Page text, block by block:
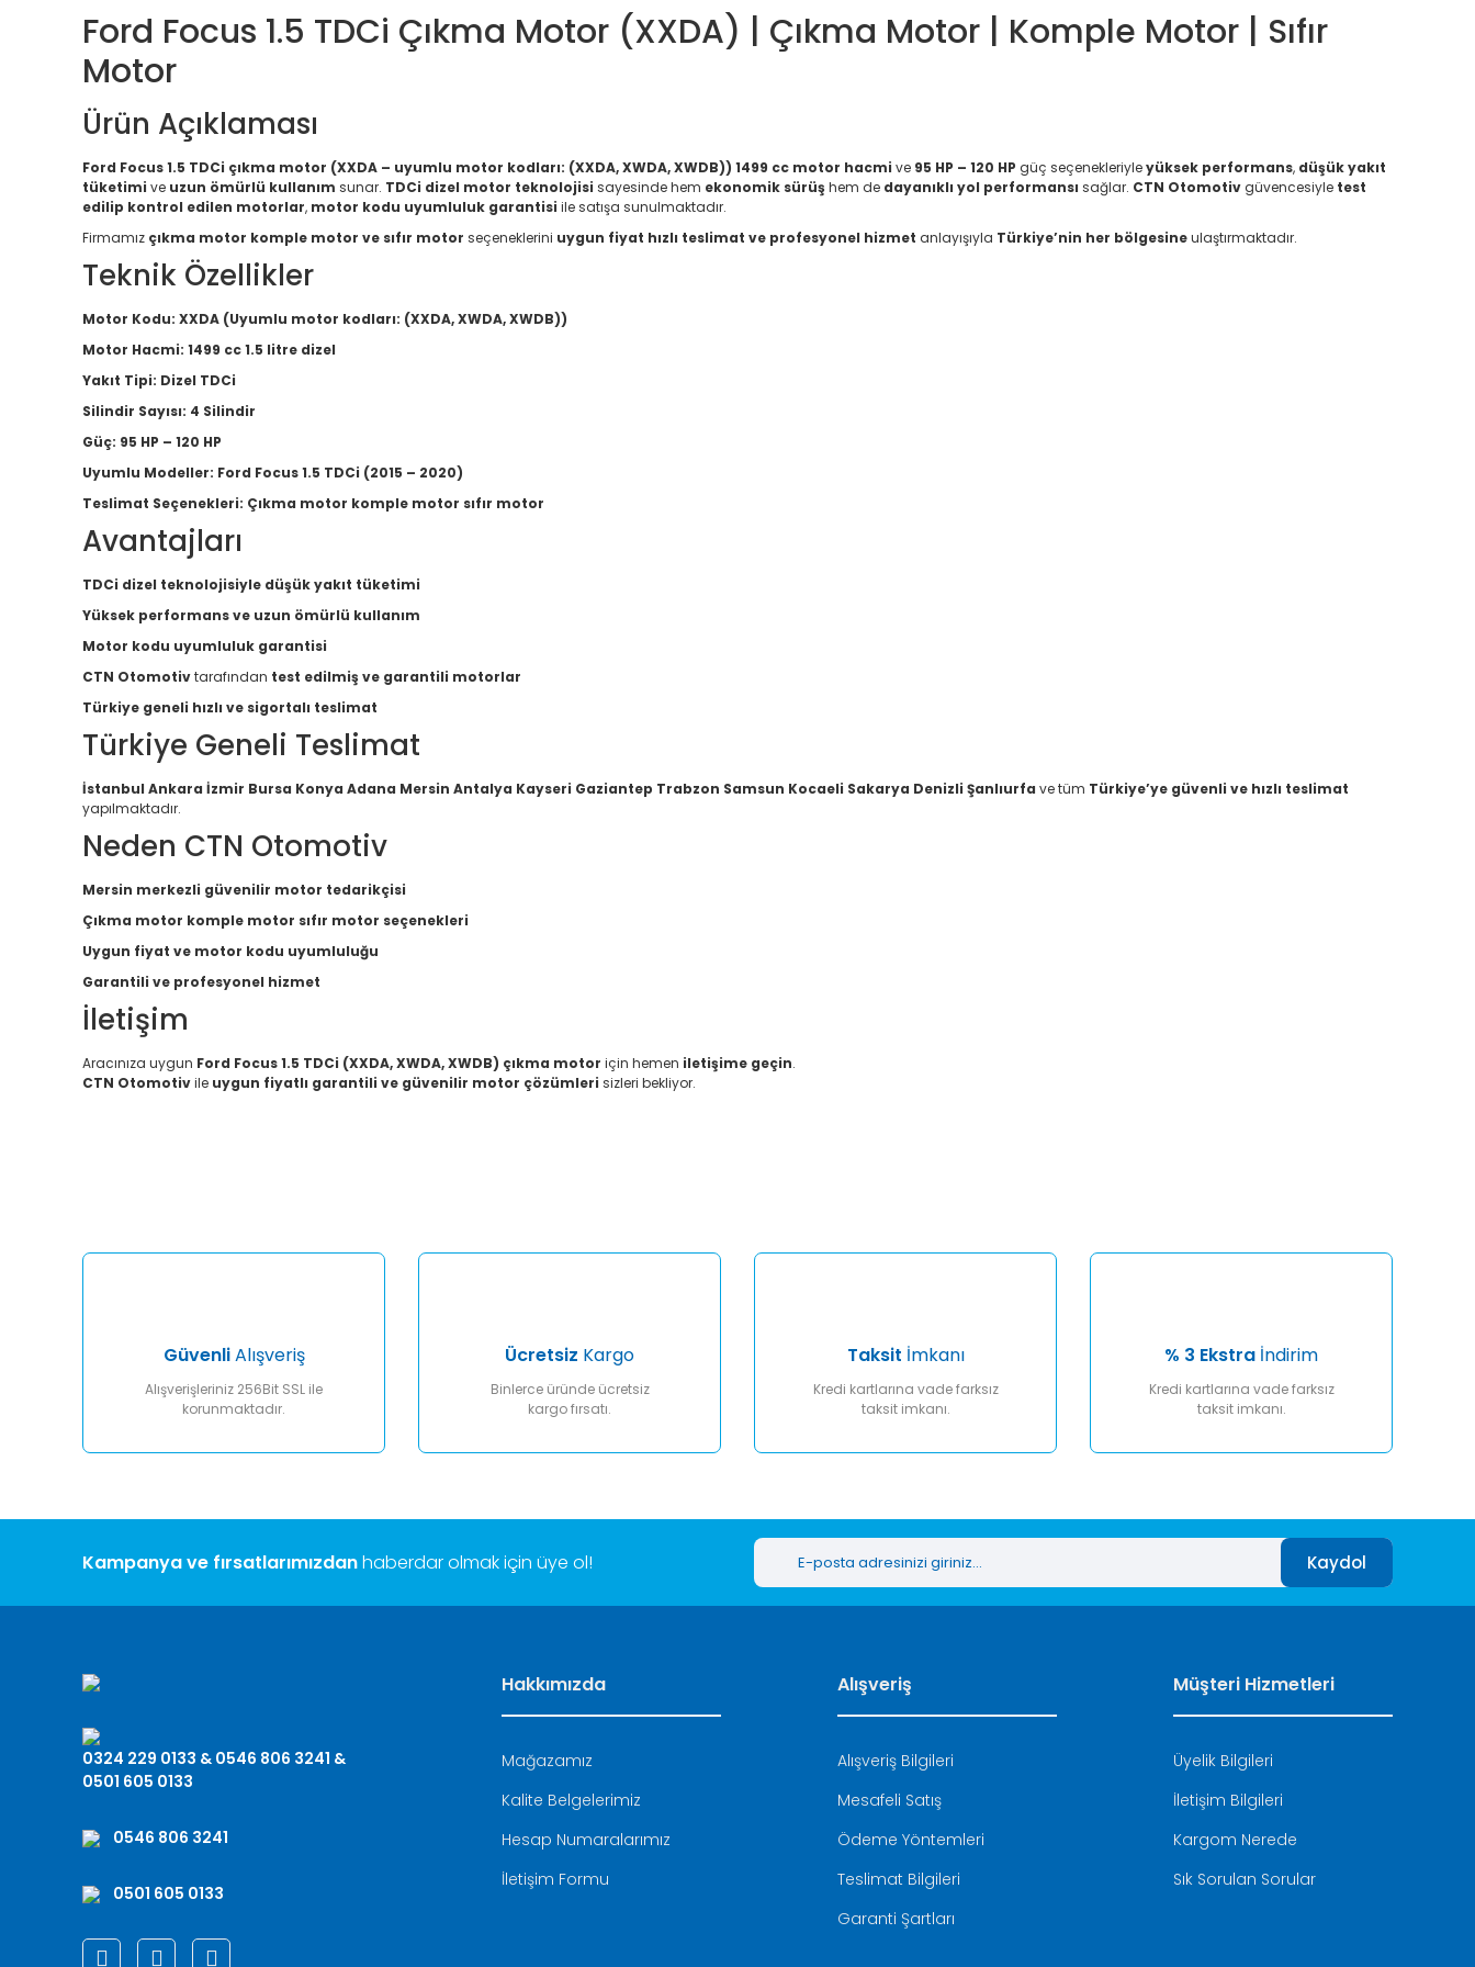
Ford Focus 1.5 TDCi Çıkma Motor (XXDA) | Çıkma Motor | Komple Motor | Sıfır
Motor
Ürün Açıklaması
Ford Focus 1.5 TDCi çıkma motor (XXDA – uyumlu motor kodları: (XXDA, XWDA, XWDB)) 1499 cc motor hacmi ve 95 HP – 120 HP güç seçenekleriyleyüksek performans, düşük yakıt
tüketimi ve uzun ömürlü kullanım sunar. TDCi dizel motor teknolojisi sayesinde hem ekonomik sürüş hem de dayanıklı yol performansı sağlar. CTN Otomotivgüvencesiyle test
edilip kontrol edilen motorlar, motor kodu uyumluluk garantisi ile satışa sunulmaktadır.
Firmamız çıkma motor komple motor ve sıfır motor seçeneklerini uygun fiyat hızlı teslimat ve profesyonel hizmet anlayışıyla Türkiye’nin her bölgesineulaştırmaktadır.
Teknik Özellikler
Motor Kodu: XXDA (Uyumlu motor kodları: (XXDA, XWDA, XWDB))
Motor Hacmi: 1499 cc 1.5 litre dizel
Yakıt Tipi: Dizel TDCi
Silindir Sayısı: 4 Silindir
Güç: 95 HP – 120 HP
Uyumlu Modeller: Ford Focus 1.5 TDCi (2015 – 2020)
Teslimat Seçenekleri: Çıkma motor komple motor sıfır motor
Avantajları
TDCi dizel teknolojisiyle düşük yakıt tüketimi
Yüksek performans ve uzun ömürlü kullanım
Motor kodu uyumluluk garantisi
CTN Otomotivtarafından test edilmiş ve garantili motorlar
Türkiye geneli hızlı ve sigortalı teslimat
Türkiye Geneli Teslimat
İstanbul Ankara İzmir Bursa Konya Adana Mersin Antalya Kayseri Gaziantep Trabzon Samsun Kocaeli Sakarya Denizli Şanlıurfa ve tüm Türkiye’ye güvenli ve hızlı teslimat
yapılmaktadır.
Neden CTN Otomotiv
Mersin merkezli güvenilir motor tedarikçisi
Çıkma motor komple motor sıfır motor seçenekleri
Uygun fiyat ve motor kodu uyumluluğu
Garantili ve profesyonel hizmet
İletişim
Aracınıza uygun Ford Focus 1.5 TDCi (XXDA, XWDA, XWDB) çıkma motor için hemen iletişime geçin.
CTN Otomotivile uygun fiyatlı garantili ve güvenilir motor çözümleri sizleri bekliyor.
Ürün bilgilerinde hatalar bulunuyor.
Gönder
GüvenliAlışveriş
Alışverişleriniz 256Bit SSL ile
korunmaktadır.
Ücretsiz Kargo
Binlerce üründe ücretsiz
kargo fırsatı.
Taksit İmkanı
Kredi kartlarına vade farksız
taksit imkanı.
% 3 Ekstra İndirim
Kredi kartlarına vade farksız
taksit imkanı.
Kampanya ve fırsatlarımızdanhaberdar olmak için üye ol! Kaydol
0324 229 0133 & 0546 806 3241 &
0501 605 0133
0546 806 3241
0501 605 0133
Hakkımızda
Mağazamız
Kalite Belgelerimiz
Hesap Numaralarımız
İletişim Formu
Alışveriş
Alışveriş Bilgileri
Mesafeli Satış
Ödeme Yöntemleri
Teslimat Bilgileri
Garanti Şartları
Müşteri Hizmetleri
Üyelik Bilgileri
İletişim Bilgileri
Kargom Nerede
Sık Sorulan Sorular